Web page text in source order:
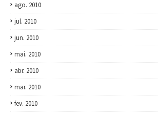
ago. 2010
jul. 2010
jun. 2010
mai. 2010
abr. 2010
mar. 2010
fev. 2010